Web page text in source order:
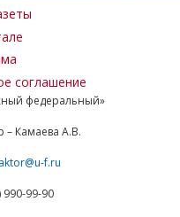
соглашение
федеральный»
– Камаева А.В.
f.ru
990-99-90